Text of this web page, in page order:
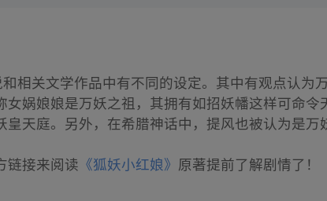
相关文学作品中有不同的设定。其中有观点认为
娲娘娘是万妖之祖，其拥有如招妖幡这样可命
天庭。另外，在希腊神话中，提风也被认为是万
链接来阅读 《狐妖小红娘》 原著提前了解剧情了！